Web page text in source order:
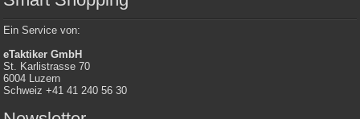
Ein Service von:
eTaktiker GmbH
St. Karlistrasse 70
6004 Luzern
Schweiz +41 41 240 56 30